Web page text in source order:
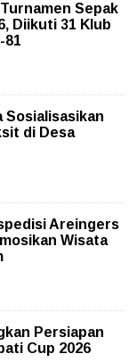
Sepak
Diikuti 31 Klub
81
Sosialisasikan
di Desa
Areingers
Wisata
Persiapan
Cup 2026